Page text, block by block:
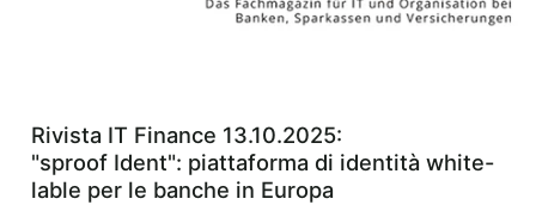
Rivista IT Finance 13.10.2025:
"sproof Ident": piattaforma di identità white-
lable per le banche in Europa